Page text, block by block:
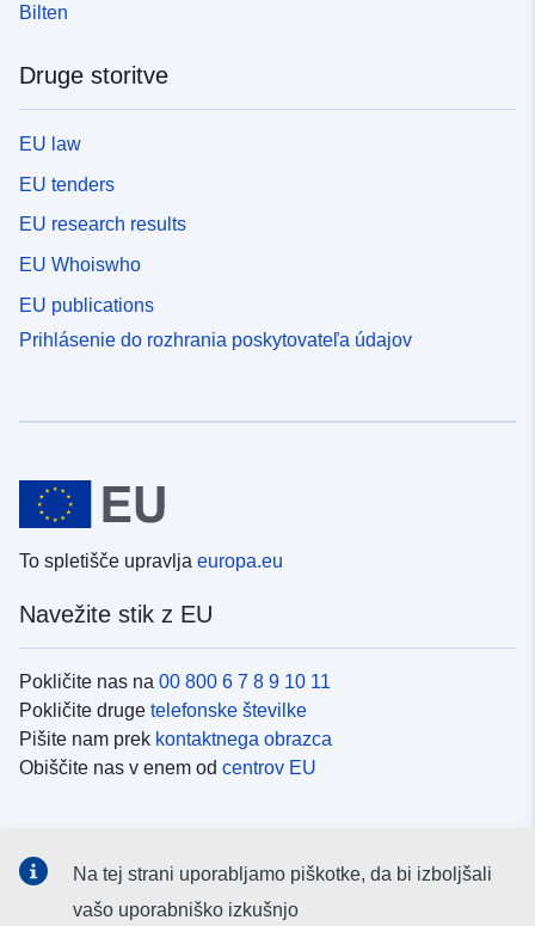
Bilten
Druge storitve
EU law
EU tenders
EU research results
EU Whoiswho
EU publications
Prihlásenie do rozhrania poskytovateľa údajov
To spletišče upravlja europa.eu
Navežite stik z EU
Pokličite nas na 00 800 6 7 8 9 10 11
Pokličite druge telefonske številke
Pišite nam prek kontaktnega obrazca
Obiščite nas v enem od centrov EU
Iskanje podružbenih medijih EU
Na tej strani uporabljamo piškotke, da bi izboljšali
vašo uporabniško izkušnjo